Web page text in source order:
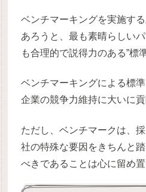
ベンチマーキングを実施す
あろうと、最も素晴らしい
も合理的で説得力のある”標
ベンチマーキングによる標
企業の競争力維持に大いに
ただし、ベンチマークは、
社の特殊な要因をきちんと
べきであることは心に留め置